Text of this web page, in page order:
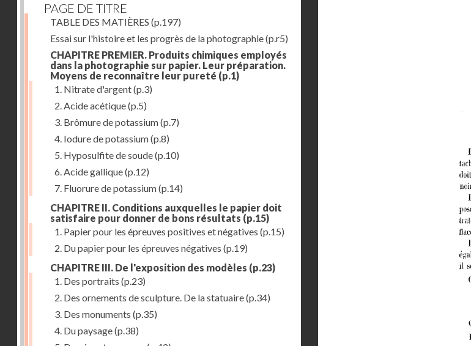
PAGE DE TITRE
TABLE DES MATIÈRES (p.197)
Essai sur l'histoire et les progrès de la photographie(p.r5)
CHAPITRE PREMIER. Produits chimiques employés
dans la photographie sur papier. Leur préparation.
Moyens de reconnaître leur pureté (p.1)
1. Nitrate d'argent(p.3)
2. Acide acétique(p.5)
3. Brômure de potassium(p.7)
4. Iodure de potassium(p.8)
5. Hyposulfite de soude(p.10)
6. Acide gallique(p.12)
7. Fluorure de potassium(p.14)
CHAPITRE II. Conditions auxquelles le papier doit
satisfaire pour donner de bons résultats (p.15)
1. Papier pour les épreuves positives et négatives (p.15)
2. Du papier pour les épreuves négatives (p.19)
CHAPITRE III. De l'exposition des modèles (p.23)
1. Des portraits (p.23)
2. Des ornements de sculpture. De la statuaire(p.34)
3. Des monuments (p.35)
4. Du paysage(p.38)